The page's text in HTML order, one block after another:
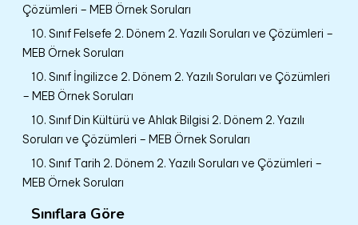
Çözümleri – MEB Örnek Soruları
10. Sınıf Felsefe 2. Dönem 2. Yazılı Soruları ve Çözümleri –
MEB Örnek Soruları
10. Sınıf İngilizce 2. Dönem 2. Yazılı Soruları ve Çözümleri
– MEB Örnek Soruları
10. Sınıf Din Kültürü ve Ahlak Bilgisi 2. Dönem 2. Yazılı
Soruları ve Çözümleri – MEB Örnek Soruları
10. Sınıf Tarih 2. Dönem 2. Yazılı Soruları ve Çözümleri –
MEB Örnek Soruları
Sınıflara Göre